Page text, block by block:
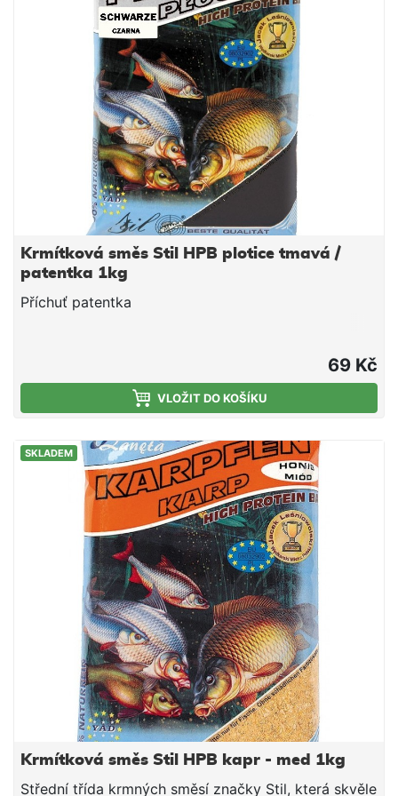
dosahovat skvělých výsledků.
Krmítková směs Stil HPB plotice tmavá /
patentka 1kg
Příchuť patentka
69 Kč
VLOŽIT DO KOŠÍKU
SKLADEM
Krmítková směs Stil HPB kapr - med 1kg
Střední třída krmných směsí značky Stil, která skvěle